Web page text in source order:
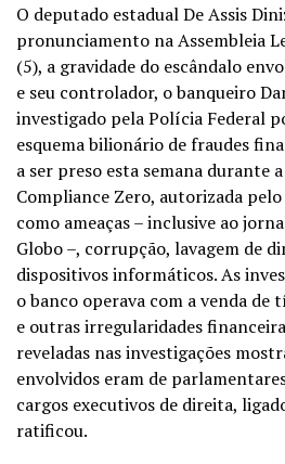
O deputado estadual De Assis
pronunciamento na Assembleia
(5), a gravidade do escândalo
e seu controlador, o banqueiro
investigado pela Polícia Federal
esquema bilionário de fraudes
a ser preso esta semana durante
Compliance Zero, autorizada
como ameaças – inclusive ao
Globo –, corrupção, lavagem de
dispositivos informáticos. As
o banco operava com a venda
e outras irregularidades
reveladas nas investigações
envolvidos eram de
cargos executivos de direita,
ratificou.